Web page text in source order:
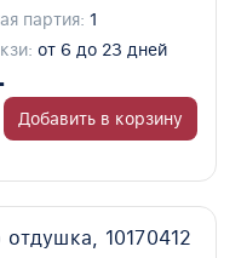
партия: 1
от 6 до 23 дней
Добавить в корзину
10170412